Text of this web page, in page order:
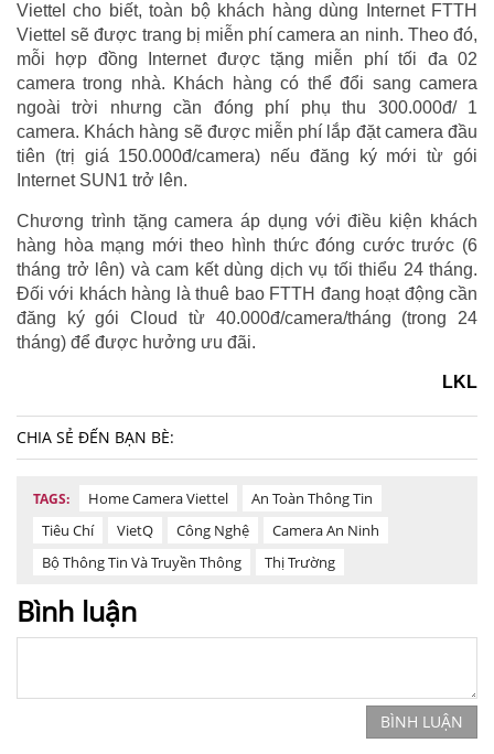
Viettel cho biết, toàn bộ khách hàng dùng Internet FTTH
Viettel sẽ được trang bị miễn phí camera an ninh. Theo đó,
mỗi hợp đồng Internet được tặng miễn phí tối đa 02
camera trong nhà. Khách hàng có thể đổi sang camera
ngoài trời nhưng cần đóng phí phụ thu 300.000đ/ 1
camera. Khách hàng sẽ được miễn phí lắp đặt camera đầu
tiên (trị giá 150.000đ/camera) nếu đăng ký mới từ gói
Internet SUN1 trở lên.
Chương trình tặng camera áp dụng với điều kiện khách
hàng hòa mạng mới theo hình thức đóng cước trước (6
tháng trở lên) và cam kết dùng dịch vụ tối thiểu 24 tháng.
Đối với khách hàng là thuê bao FTTH đang hoạt động cần
đăng ký gói Cloud từ 40.000đ/camera/tháng (trong 24
tháng) để được hưởng ưu đãi.
LKL
CHIA SẺ ĐẾN BẠN BÈ:
TAGS: Home Camera Viettel
An Toàn Thông Tin
Tiêu Chí
VietQ Công Nghệ
Camera An Ninh
Bộ Thông Tin Và Truyền Thông
Thị Trường
Bình luận
BÌNH LUẬN